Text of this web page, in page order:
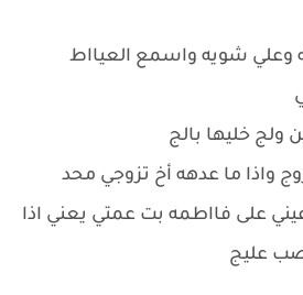
وعلي شويه واسمع العيااط
ولج خليها بالج
واذا ما عدهه أخ تزوجي محد
على فااطمه بت عمتي يعني اذا
عليج